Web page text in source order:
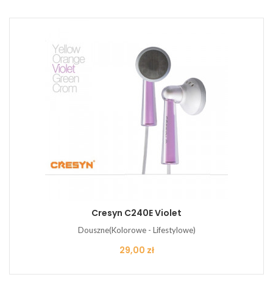
Cresyn C240E Violet
Douszne(Kolorowe - Lifestylowe)
Cena
29,00 zł